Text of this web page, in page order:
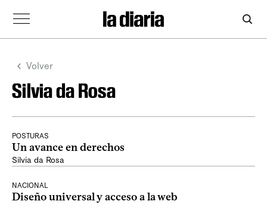
Volver
Silvia da Rosa
POSTURAS
Un avance en derechos
Silvia da Rosa
NACIONAL
Diseño universal y acceso a la web